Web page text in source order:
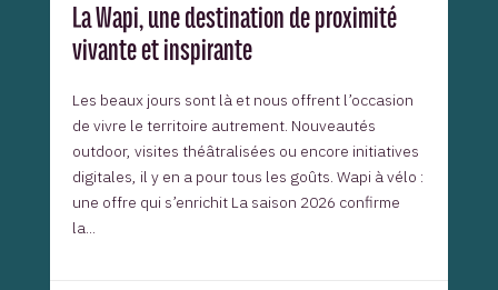
La Wapi, une destination de proximité
vivante et inspirante
Les beaux jours sont là et nous offrent l’occasion
de vivre le territoire autrement. Nouveautés
outdoor, visites théâtralisées ou encore initiatives
digitales, il y en a pour tous les goûts. Wapi à vélo :
une offre qui s’enrichit La saison 2026 confirme
la...